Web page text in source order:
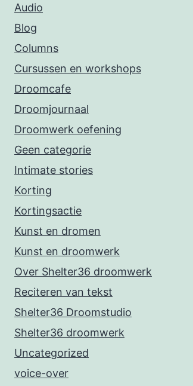
Audio
Blog
Columns
Cursussen en workshops
Droomcafe
Droomjournaal
Droomwerk oefening
Geen categorie
Intimate stories
Korting
Kortingsactie
Kunst en dromen
Kunst en droomwerk
Over Shelter36 droomwerk
Reciteren van tekst
Shelter36 Droomstudio
Shelter36 droomwerk
Uncategorized
voice-over